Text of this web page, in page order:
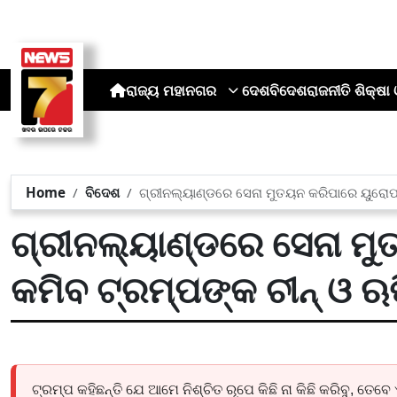
ରାଜ୍ୟ ମହାନଗର ଦେଶବିଦେଶରାଜନୀତି ଶିକ୍ଷା
Home ବିଦେଶ ଗ୍ରୀନଲ୍ୟାଣ୍ଡରେ ସେନା ମୁତୟନ କରିପାରେ
ଗ୍ରୀନଲ୍ୟାଣ୍ଡରେ ସେନା
କମିବ ଟ୍ରମ୍ପଙ୍କ ଚୀନ୍ ଓ
ଟ୍ରମ୍ପ କହିଛନ୍ତି ଯେ ଆମେ ନିଶ୍ଚିତ ରୂପେ କିଛି ନା କିଛି କରିବୁ, ତେବେ